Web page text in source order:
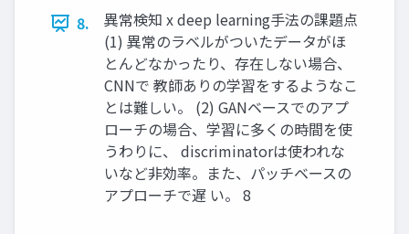
8.
異常検知 x deep learning手法の課題点
(1) 異常のラベルがついたデータがほ
とんどなかったり、存在しない場合、
CNNで 教師ありの学習をするようなこ
とは難しい。 (2) GANベースでのアプ
ローチの場合、学習に多くの時間を使
うわりに、 discriminatorは使われな
いなど非効率。また、パッチベースの
アプローチで遅 い。 8